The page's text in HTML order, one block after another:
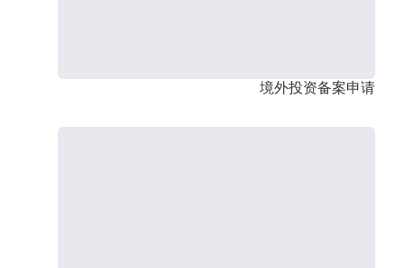
境外投资备案申请